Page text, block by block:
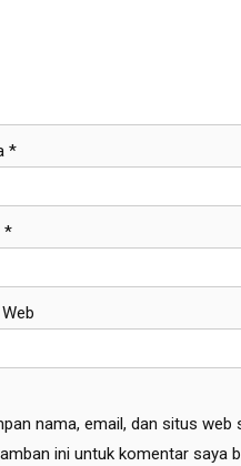
*
*
nama, email, dan situs web
ini untuk komentar saya